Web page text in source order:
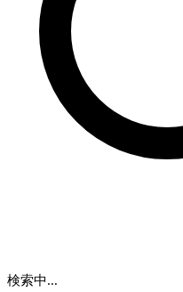
検索中...